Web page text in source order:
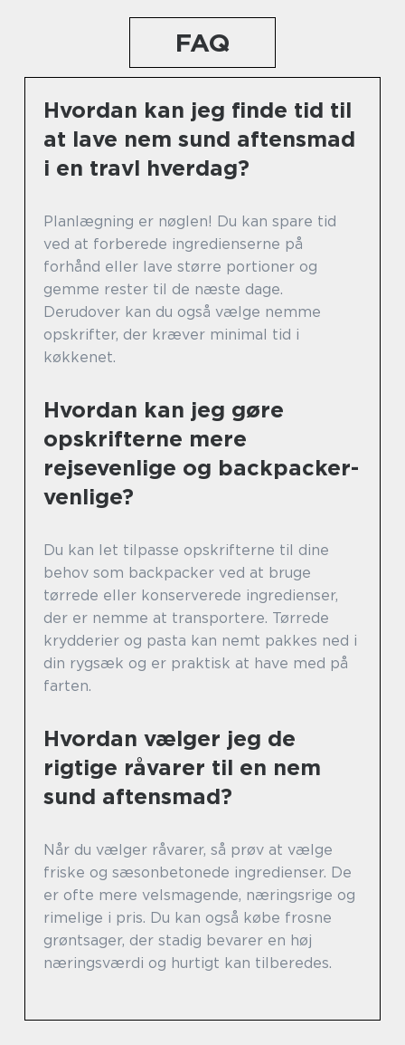
FAQ
Hvordan kan jeg finde tid til
at lave nem sund aftensmad
i en travl hverdag?
Planlægning er nøglen! Du kan spare tid
ved at forberede ingredienserne på
forhånd eller lave større portioner og
gemme rester til de næste dage.
Derudover kan du også vælge nemme
opskrifter, der kræver minimal tid i
køkkenet.
Hvordan kan jeg gøre
opskrifterne mere
rejsevenlige og backpacker-
venlige?
Du kan let tilpasse opskrifterne til dine
behov som backpacker ved at bruge
tørrede eller konserverede ingredienser,
der er nemme at transportere. Tørrede
krydderier og pasta kan nemt pakkes ned i
din rygsæk og er praktisk at have med på
farten.
Hvordan vælger jeg de
rigtige råvarer til en nem
sund aftensmad?
Når du vælger råvarer, så prøv at vælge
friske og sæsonbetonede ingredienser. De
er ofte mere velsmagende, næringsrige og
rimelige i pris. Du kan også købe frosne
grøntsager, der stadig bevarer en høj
næringsværdi og hurtigt kan tilberedes.